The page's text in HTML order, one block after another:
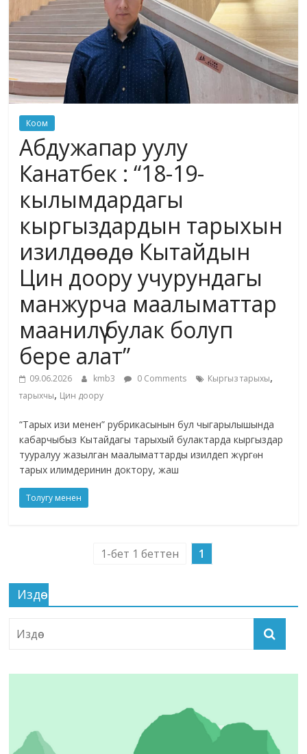
Коом
Абдужапар уулу
Канатбек : “18-19-
кылымдардагы
кыргыздардын тарыхын
изилдɵɵдɵ Кытайдын
Цин доору учурундагы
манжурча маалыматтар
маанилүү булак болуп
бере алат”
09.06.2026 kmb3 0 Comments Кыргыз тарыхы,
тарыхчы, Цин доору
“Тарых изи менен” рубрикасынын бул чыгарылышында
кабарчыбыз Кытайдагы тарыхый булактарда кыргыздар
тууралуу жазылган маалыматтарды изилдеп жүргɵн
тарых илимдеринин доктору, жаш
Толугу менен
1-бет 1 беттен 1
Издөө